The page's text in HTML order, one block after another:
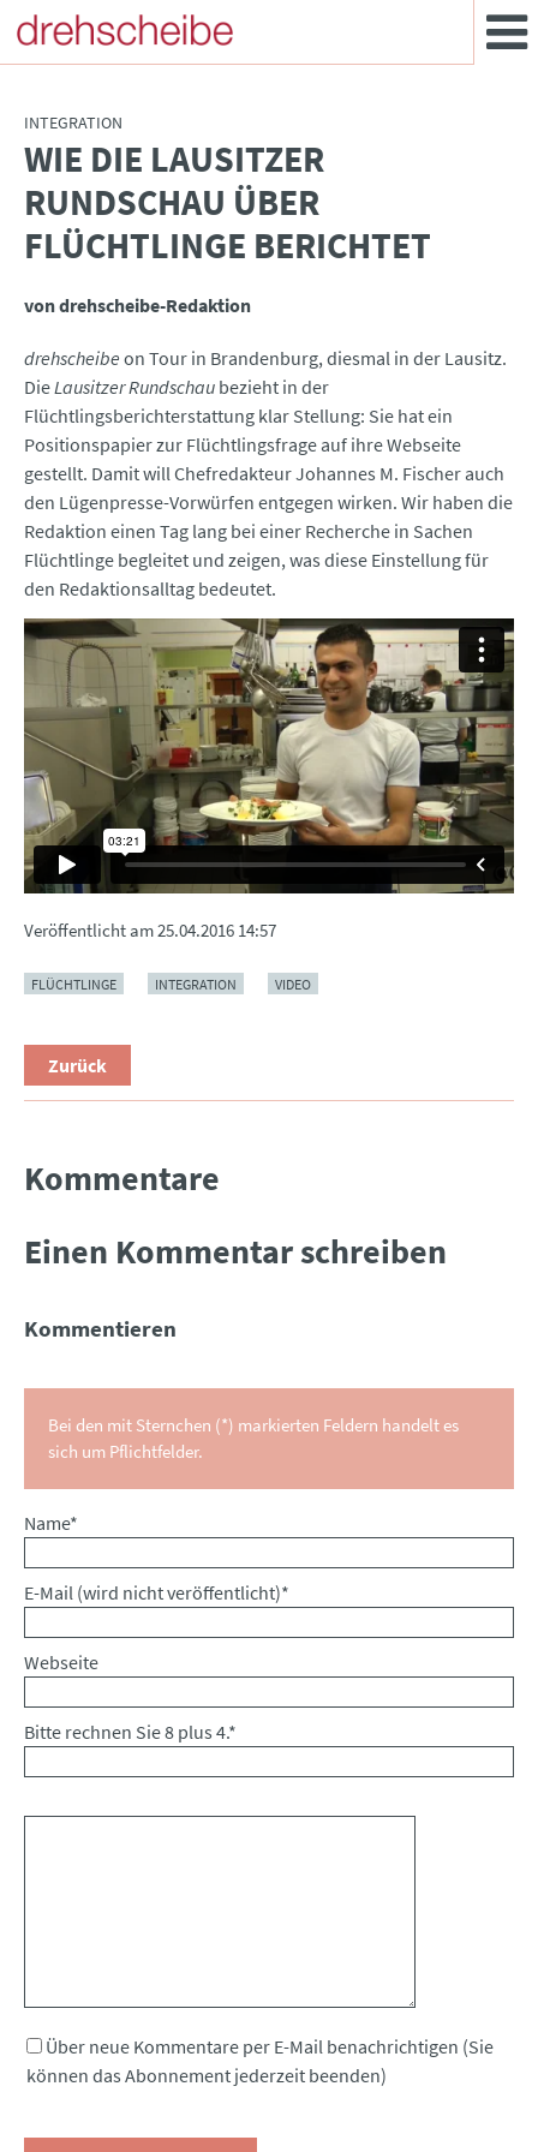
INTEGRATION
:WIE DIE LAUSITZER
RUNDSCHAU ÜBER
FLÜCHTLINGE BERICHTET
von drehscheibe-Redaktion
drehscheibe on Tour in Brandenburg, diesmal in der Lausitz.
DieLausitzer Rundschau bezieht in der
Flüchtlingsberichterstattung klar Stellung: Sie hat ein
Positionspapier zur Flüchtlingsfrage auf ihre Webseite
gestellt. Damit will Chefredakteur Johannes M. Fischer auch
den Lügenpresse-Vorwürfen entgegen wirken. Wir haben die
Redaktion einen Tag lang bei einer Recherche in Sachen
Flüchtlinge begleitet und zeigen, was diese Einstellung für
den Redaktionsalltag bedeutet.
Veröffentlicht am25.04.2016 14:57
FLÜCHTLINGE INTEGRATION VIDEO
Zurück
Kommentare
Einen Kommentar schreiben
Kommentieren
Bei den mit Sternchen (*) markierten Feldern handelt es
sich um Pflichtfelder.
Pflichtfeld
Name*
Pflichtfeld
E-Mail (wird nicht veröffentlicht)*
Webseite
Bitte rechnen Sie 8 plus 4.*
Über neue Kommentare per E-Mail benachrichtigen (Sie
können das Abonnement jederzeit beenden)